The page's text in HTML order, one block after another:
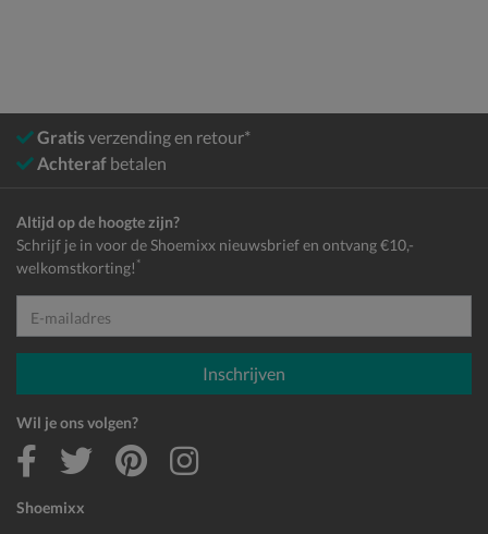
Gratisverzending en retour*
Achteraf betalen
Shoemixx
Altijd op de hoogte zijn?
Schrijf je in voor de Shoemixx nieuwsbrief en ontvang €10,-
welkomstkorting! *
E-mailadres
Inschrijven
Wil je ons volgen?